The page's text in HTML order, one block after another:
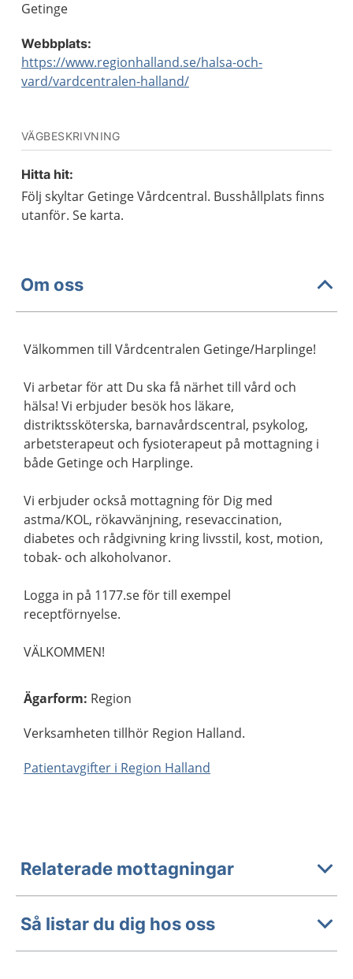
Getinge
Webbplats:
https://www.regionhalland.se/halsa-och-
vard/vardcentralen-halland/
VÄGBESKRIVNING
Hitta hit:
Följ skyltar Getinge Vårdcentral. Busshållplats finns
utanför. Se karta.
Om oss
Välkommen till Vårdcentralen Getinge/Harplinge!
Vi arbetar för att Du ska få närhet till vård och
hälsa! Vi erbjuder besök hos läkare,
distriktssköterska, barnavårdscentral, psykolog,
arbetsterapeut och fysioterapeut på mottagning i
både Getinge och Harplinge.
Vi erbjuder också mottagning för Dig med
astma/KOL, rökavvänjning, resevaccination,
diabetes och rådgivning kring livsstil, kost, motion,
tobak- och alkoholvanor.
Logga in på 1177.se för till exempel
receptförnyelse.
VÄLKOMMEN!
Ägarform: Region
Verksamheten tillhör Region Halland.
Patientavgifter i Region Halland
Relaterade mottagningar
Så listar du dig hos oss